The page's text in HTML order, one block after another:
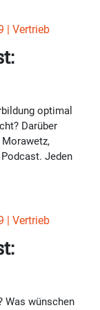
| Vertrieb
optimal
Darüber
Jeden
| Vertrieb
Was wünschen